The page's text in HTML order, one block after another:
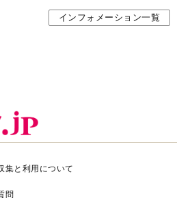
インフォメーション一覧
集と利用について
問